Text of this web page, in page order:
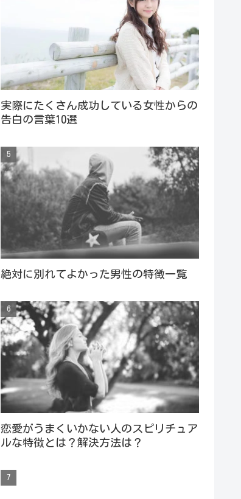
実際にたくさん成功している女性からの
告白の言葉10選
絶対に別れてよかった男性の特徴一覧
恋愛がうまくいかない人のスピリチュア
ルな特徴とは？解決方法は？